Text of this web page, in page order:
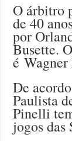
O árbitro
de 40
por
Busette.
é
De
Paulista
Pinelli
jogos das